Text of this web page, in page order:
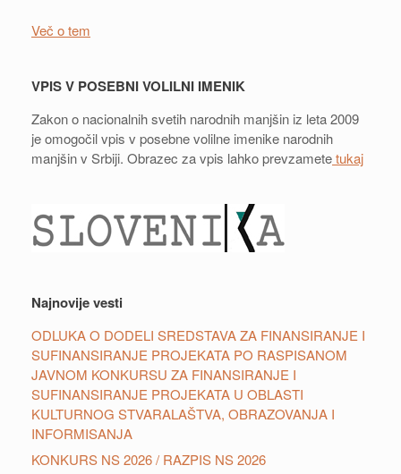
Več o tem
VPIS V POSEBNI VOLILNI IMENIK
Zakon o nacionalnih svetih narodnih manjšin iz leta 2009
je omogočil vpis v posebne volilne imenike narodnih
manjšin v Srbiji. Obrazec za vpis lahko prevzametetukaj
Najnovije vesti
ODLUKA O DODELI SREDSTAVA ZA FINANSIRANJE I
SUFINANSIRANJE PROJEKATA PO RASPISANOM
JAVNOM KONKURSU ZA FINANSIRANJE I
SUFINANSIRANJE PROJEKATA U OBLASTI
KULTURNOG STVARALAŠTVA, OBRAZOVANJA I
INFORMISANJA
KONKURS NS 2026 / RAZPIS NS 2026